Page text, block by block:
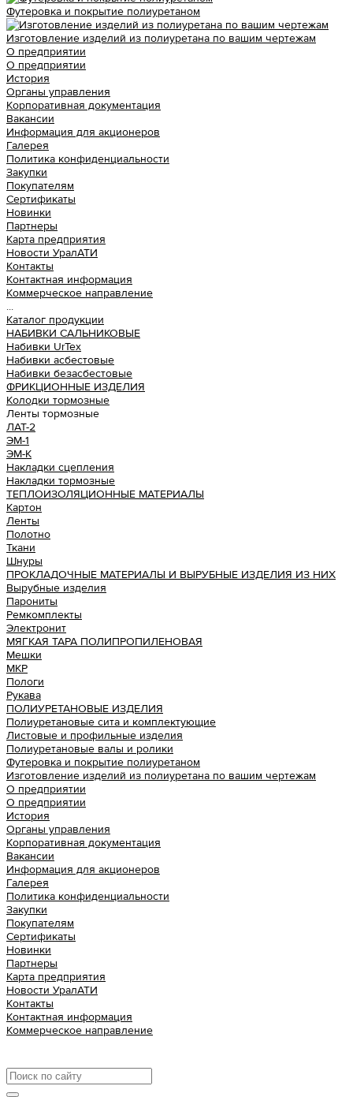
Футеровка и покрытие полиуретаном
Изготовление изделий из полиуретана по вашим чертежам
О предприятии
О предприятии
История
Органы управления
Корпоративная документация
Вакансии
Информация для акционеров
Галерея
Политика конфиденциальности
Закупки
Покупателям
Сертификаты
Новинки
Партнеры
Карта предприятия
Новости УралАТИ
Контакты
Контактная информация
Коммерческое направление
...
Каталог продукции
НАБИВКИ САЛЬНИКОВЫЕ
Набивки UrTex
Набивки асбестовые
Набивки безасбестовые
ФРИКЦИОННЫЕ ИЗДЕЛИЯ
Колодки тормозные
Ленты тормозные
ЛАТ-2
ЭМ-1
ЭМ-К
Накладки сцепления
Накладки тормозные
ТЕПЛОИЗОЛЯЦИОННЫЕ МАТЕРИАЛЫ
Картон
Ленты
Полотно
Ткани
Шнуры
ПРОКЛАДОЧНЫЕ МАТЕРИАЛЫ И ВЫРУБНЫЕ ИЗДЕЛИЯ ИЗ НИХ
Вырубные изделия
Парониты
Ремкомплекты
Электронит
МЯГКАЯ ТАРА ПОЛИПРОПИЛЕНОВАЯ
Мешки
МКР
Пологи
Рукава
ПОЛИУРЕТАНОВЫЕ ИЗДЕЛИЯ
Полиуретановые сита и комплектующие
Листовые и профильные изделия
Полиуретановые валы и ролики
Футеровка и покрытие полиуретаном
Изготовление изделий из полиуретана по вашим чертежам
О предприятии
О предприятии
История
Органы управления
Корпоративная документация
Вакансии
Информация для акционеров
Галерея
Политика конфиденциальности
Закупки
Покупателям
Сертификаты
Новинки
Партнеры
Карта предприятия
Новости УралАТИ
Контакты
Контактная информация
Коммерческое направление